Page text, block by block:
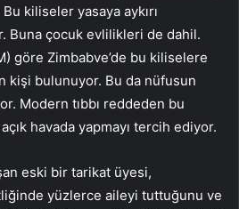
kiliseler yasaya aykırı
Buna çocuk evlilikleri de dahil.
göre Zimbabve’de bu kiliselere
kişi bulunuyor. Bu da nüfusun
Modern tıbbı reddeden bu
havada yapmayı tercih ediyor.
eski bir tarikat üyesi,
yüzlerce aileyi tuttuğunu ve